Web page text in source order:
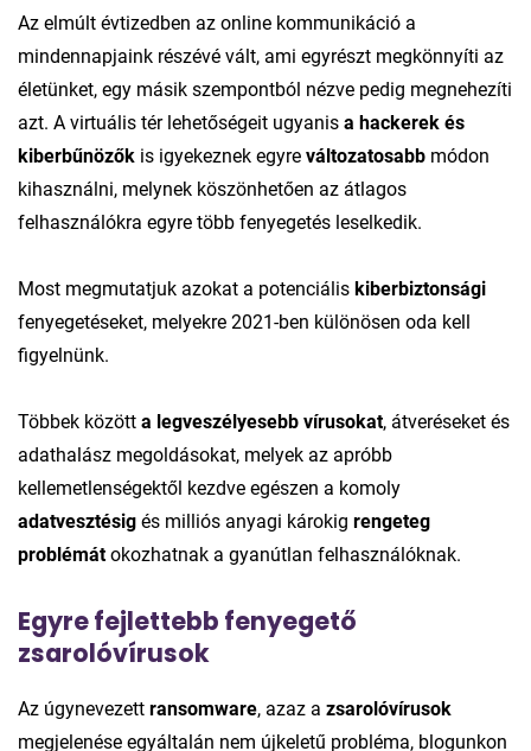
Az elmúlt évtizedben az online kommunikáció a
mindennapjaink részévé vált, ami egyrészt megkönnyíti az
életünket, egy másik szempontból nézve pedig megnehezíti
azt. A virtuális tér lehetőségeit ugyanis a hackerek és
kiberbűnözők is igyekeznek egyre változatosabb módon
kihasználni, melynek köszönhetően az átlagos
felhasználókra egyre több fenyegetés leselkedik.
Most megmutatjuk azokat a potenciális kiberbiztonsági
fenyegetéseket, melyekre 2021-ben különösen oda kell
figyelnünk.
Többek között a legveszélyesebb vírusokat, átveréseket és
adathalász megoldásokat, melyek az apróbb
kellemetlenségektől kezdve egészen a komoly
adatvesztésig és milliós anyagi károkig rengeteg
problémátokozhatnak a gyanútlan felhasználóknak.
Egyre fejlettebb fenyegető
zsarolóvírusok
Az úgynevezett ransomware, azaz a zsarolóvírusok
megjelenése egyáltalán nem újkeletű probléma, blogunkon